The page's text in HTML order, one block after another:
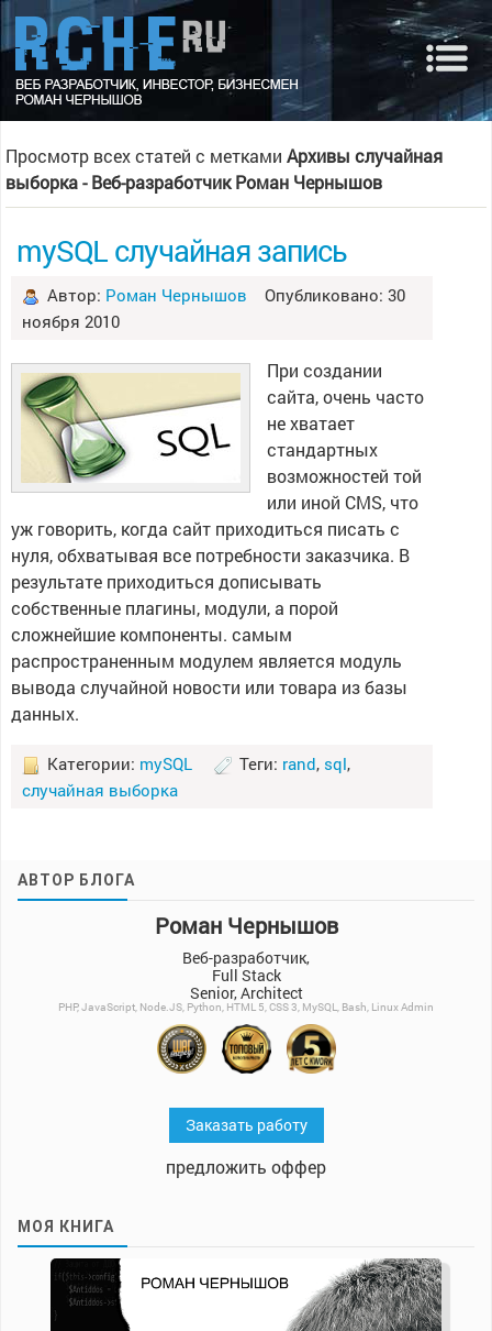
Просмотр всех статей с меткамиАрхивы случайная
выборка - Веб-разработчик Роман Чернышов
mySQL случайная запись
Автор: Роман Чернышов Опубликовано: 30
ноября 2010
При создании
сайта, очень часто
не хватает
стандартных
возможностей той
или иной CMS, что
уж говорить, когда сайт приходиться писать с
нуля, обхватывая все потребности заказчика. В
результате приходиться дописывать
собственные плагины, модули, а порой
сложнейшие компоненты. самым
распространенным модулем является модуль
вывода случайной новости или товара из базы
данных.
Категории: mySQL Теги: rand, sql,
случайная выборка
АВТОР БЛОГА
Роман Чернышов
Веб-разработчик,
Full Stack
Senior, Architect
PHP, JavaScript, Node.JS, Python, HTML 5, CSS 3, MySQL, Bash, Linux Admin
Заказать работу
предложить оффер
МОЯ КНИГА